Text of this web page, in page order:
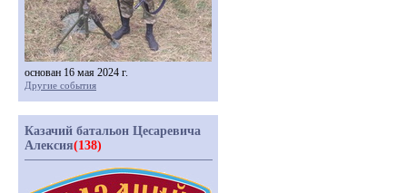
основан 16 мая 2024 г.
Другие события
Казачий батальон Цесаревича
Алексия(138)